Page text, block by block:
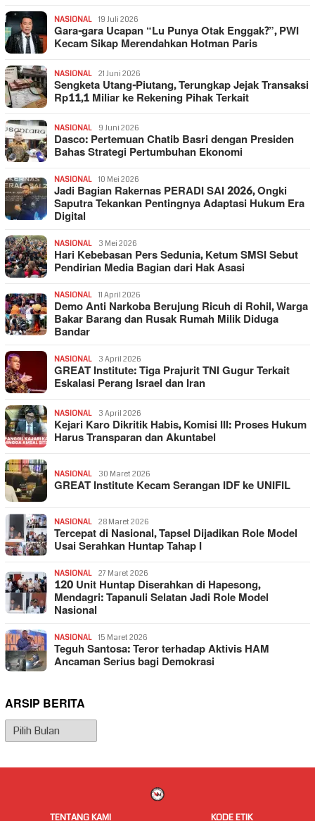
NASIONAL 19 Juli 2026
Gara-gara Ucapan “Lu Punya Otak Enggak?”, PWI
Kecam Sikap Merendahkan Hotman Paris
NASIONAL 21 Juni 2026
Sengketa Utang-Piutang, Terungkap Jejak Transaksi
Rp11,1 Miliar ke Rekening Pihak Terkait
NASIONAL 9 Juni 2026
Dasco: Pertemuan Chatib Basri dengan Presiden
Bahas Strategi Pertumbuhan Ekonomi
NASIONAL 10 Mei 2026
Jadi Bagian Rakernas PERADI SAI 2026, Ongki
Saputra Tekankan Pentingnya Adaptasi Hukum Era
Digital
NASIONAL 3 Mei 2026
Hari Kebebasan Pers Sedunia, Ketum SMSI Sebut
Pendirian Media Bagian dari Hak Asasi
NASIONAL 11 April 2026
Demo Anti Narkoba Berujung Ricuh di Rohil, Warga
Bakar Barang dan Rusak Rumah Milik Diduga
Bandar
NASIONAL 3 April 2026
GREAT Institute: Tiga Prajurit TNI Gugur Terkait
Eskalasi Perang Israel dan Iran
NASIONAL 3 April 2026
Kejari Karo Dikritik Habis, Komisi III: Proses Hukum
Harus Transparan dan Akuntabel
NASIONAL 30 Maret 2026
GREAT Institute Kecam Serangan IDF ke UNIFIL
NASIONAL 28 Maret 2026
Tercepat di Nasional, Tapsel Dijadikan Role Model
Usai Serahkan Huntap Tahap I
NASIONAL 27 Maret 2026
120 Unit Huntap Diserahkan di Hapesong,
Mendagri: Tapanuli Selatan Jadi Role Model
Nasional
NASIONAL 15 Maret 2026
Teguh Santosa: Teror terhadap Aktivis HAM
Ancaman Serius bagi Demokrasi
ARSIP BERITA
Arsip
Berita
TENTANG KAMI KODE ETIK